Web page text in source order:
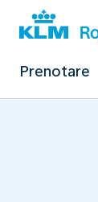
Prenotare